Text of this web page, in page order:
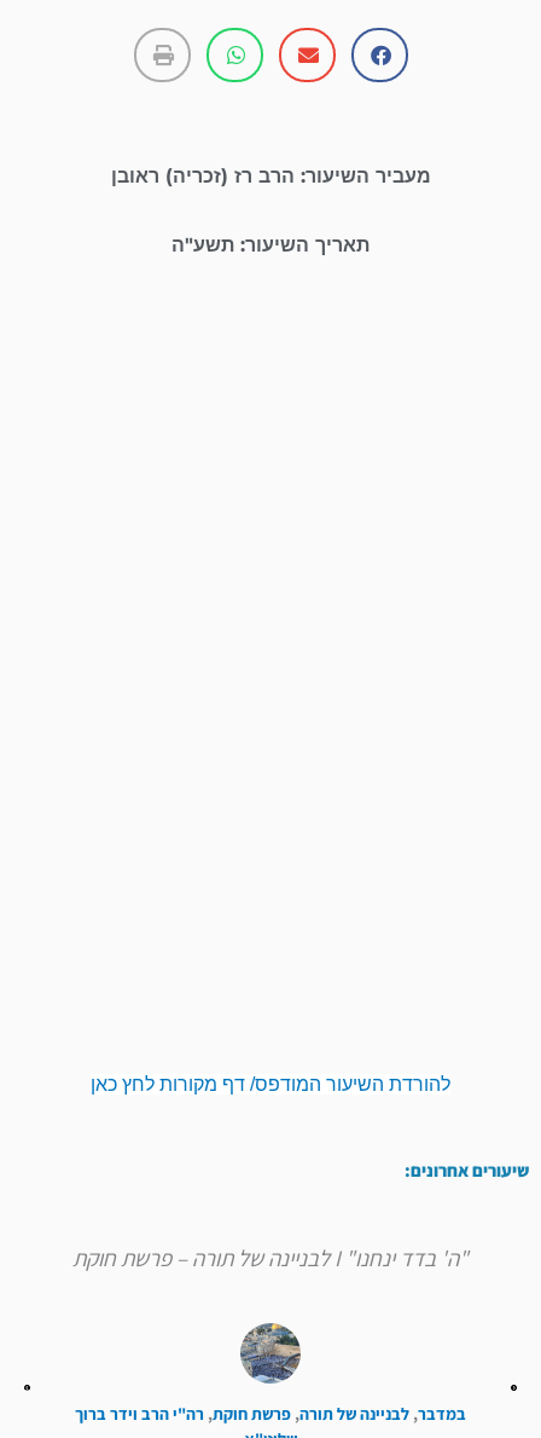
מעביר השיעור: הרב רז (זכריה) ראובן
תאריך השיעור: תשע"ה
להורדת השיעור המודפס/ דף מקורות לחץ כאן
שיעורים אחרונים:
"ה' בדד ינחנו" I לבניינה של תורה – פרשת חוקת
במדבר, לבניינה של תורה, פרשת חוקת, רה"י הרב וידר ברוך